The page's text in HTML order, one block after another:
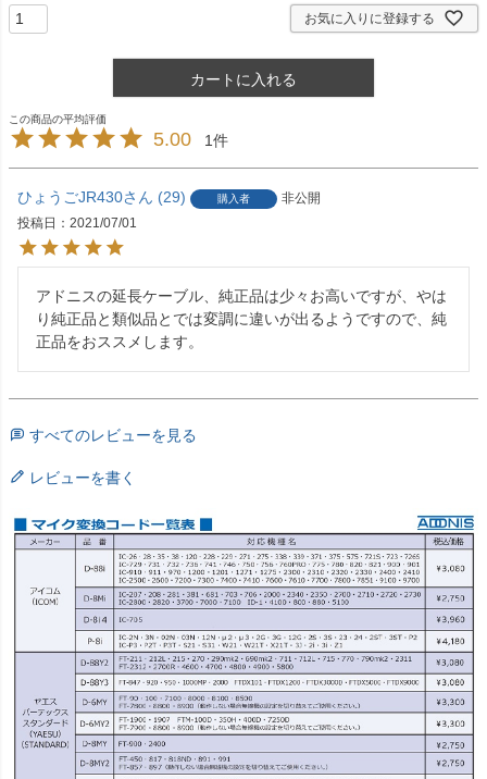
お気に入りに登録する
カートに入れる
5.00 1
ひょうごJR430 29 購入者
非公開
投稿日
2021/07/01
アドニスの延長ケーブル、純正品は少々お高いですが、やは
り純正品と類似品とでは変調に違いが出るようですので、純
正品をおススメします。
すべてのレビューを見る
レビューを書く